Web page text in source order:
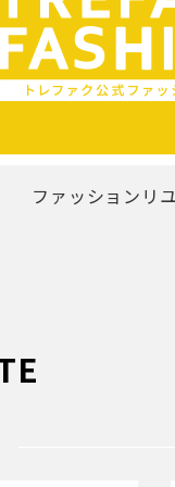
ファッションリ